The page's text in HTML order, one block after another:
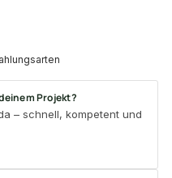
Projekt?
– schnell, kompetent und